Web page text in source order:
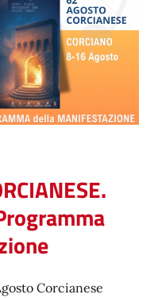
Corcianese